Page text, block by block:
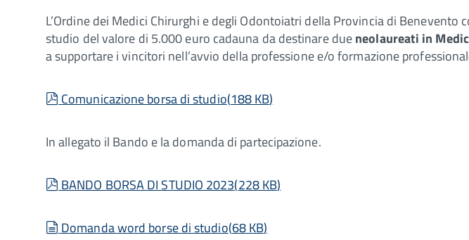
L’Ordine dei Medici Chirurghi e degli Odontoiatri della Provincia di
studio del valore di 5.000 euro cadauna da destinare dueneolaureati in
a supportare i vincitori nell’avvio della professione e/o formazione
pdf
Comunicazione borsa di studio(188 KB)
In allegato il Bando e la domanda di partecipazione.
pdf
BANDO BORSA DI STUDIO 2023(228 KB)
document
Domanda word borse di studio(68 KB)